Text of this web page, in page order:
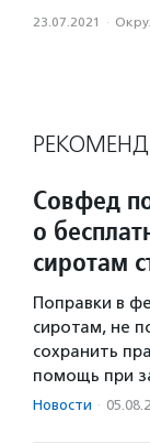
23.07.2021 ·
Совфед
о
сиротам
Поправки в
сиротам, не
сохранить
помощь при
Новости ·